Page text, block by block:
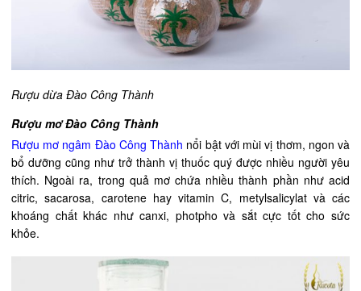
Rượu dừa Đào Công Thành
Rượu mơ Đào Công Thành
Rượu mơ ngâm Đào Công Thành nổi bật với mùi vị thơm, ngon và
bổ dưỡng cũng như trở thành vị thuốc quý được nhiều người yêu
thích. Ngoài ra, trong quả mơ chứa nhiều thành phần như acid
citric, sacarosa, carotene hay vitamin C, metylsalicylat và các
khoáng chất khác như canxi, photpho và sắt cực tốt cho sức
khỏe.